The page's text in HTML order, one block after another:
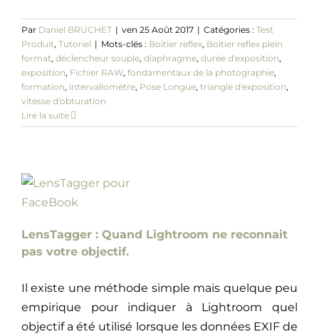
Par Daniel BRUCHET | ven 25 Août 2017 | Catégories : Test
Produit, Tutoriel | Mots-clés : Boitier reflex, Boitier reflex plein
format, déclencheur souple, diaphragme, durée d'exposition,
exposition, Fichier RAW, fondamentaux de la photographie,
formation, intervallomètre, Pose Longue, triangle d'exposition,
vitesse d'obturation
Lire la suite
LensTagger : Quand Lightroom ne reconnait
pas votre objectif.
Il existe une méthode simple mais quelque peu
empirique pour indiquer à Lightroom quel
objectif a été utilisé lorsque les données EXIF de